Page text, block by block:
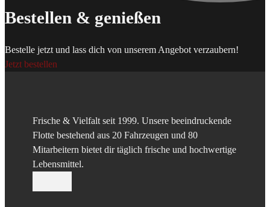
Bestellen & genießen
Bestelle jetzt und lass dich von unserem Angebot verzaubern!
Jetzt bestellen
Frische & Vielfalt seit 1999. Unsere beeindruckende
Flotte bestehend aus 20 Fahrzeugen und 80
Mitarbeitern bietet dir täglich frische und hochwertige
Lebensmittel.